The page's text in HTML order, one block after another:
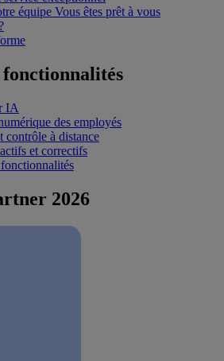
équipe Vous êtes prêt à vous
IA
des employés
contrôle à distance
et correctifs
2026